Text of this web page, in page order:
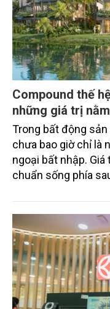
Compound thế
những giá trị
Trong bất động
chưa bao giờ chỉ là
ngoại bất nhập.
chuẩn sống phía
vụ được thiết kế